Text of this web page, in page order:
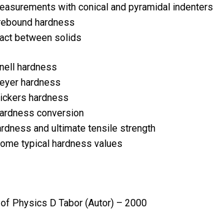
with conical and pyramidal indenters
hardness
between solids
hardness
hardness
hardness
conversion
and ultimate tensile strength
typical hardness values
Physics D Tabor (Autor) – 2000